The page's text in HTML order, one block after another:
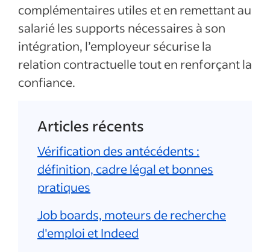
complémentaires utiles et en remettant au
salarié les supports nécessaires à son
intégration, l’employeur sécurise la
relation contractuelle tout en renforçant la
confiance.
Articles récents
Vérification des antécédents :
définition, cadre légal et bonnes
pratiques
Job boards, moteurs de recherche
d'emploi et Indeed